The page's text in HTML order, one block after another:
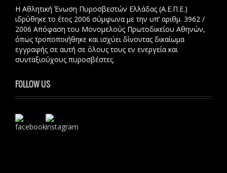
Η Αθλητική Ένωση Πυροσβεστών Ελλάδας (Α.Ε.Π.Ε.)
ιδρύθηκε το έτος 2006 σύμφωνα με την υπ’ αριθμ. 3962 /
2006 Απόφαση του Μονομελούς Πρωτοδικείου Αθηνών,
όπως τροποποιήθηκε και ισχύει δίνοντας δικαίωμα
εγγραφής σε αυτή σε όλους τους εν ενεργεία και
συνταξιούχους πυροσβέστες.
FOLLOW US